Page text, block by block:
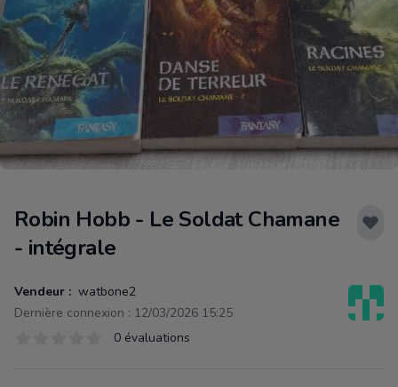
Robin Hobb - Le Soldat Chamane
- intégrale
Vendeur : watbone2
Dernière connexion : 12/03/2026 15:25
0 évaluations